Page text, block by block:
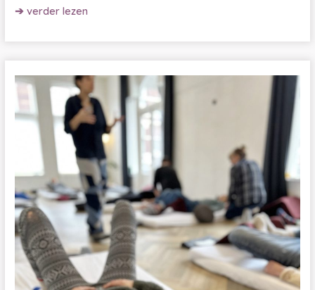
Jouw
bewust
openen
en
vortex
eren
➔ verder lezen